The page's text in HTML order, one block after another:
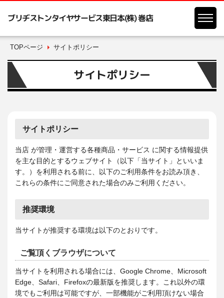
ブリヂストンタイヤサービス東日本(株) 巻店
TOPページ サイトポリシー
サイトポリシー
サイトポリシー
当店 が管理・運営する各種商品・サービス に関する情報提供
を主な目的とするウェブサイト（以下「当サイト」といいま
す。）を利用される前に、以下のご利用条件をお読み頂き、
これらの条件にご同意された場合のみご利用ください。
推奨環境
当サイトが推奨する環境は以下のとおりです。
ご覧頂くブラウザについて
当サイトを利用される場合には、Google Chrome、Microsoft
Edge、Safari、Firefoxの最新版を推奨します。これ以外の環
境でもご利用は可能ですが、一部機能がご利用頂けない場合